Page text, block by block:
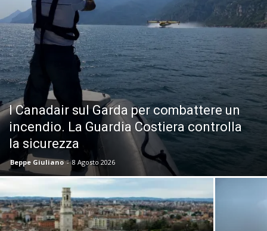
I Canadair sul Garda per combattere un
incendio. La Guardia Costiera controlla
la sicurezza
Beppe Giuliano - 8 Agosto 2026